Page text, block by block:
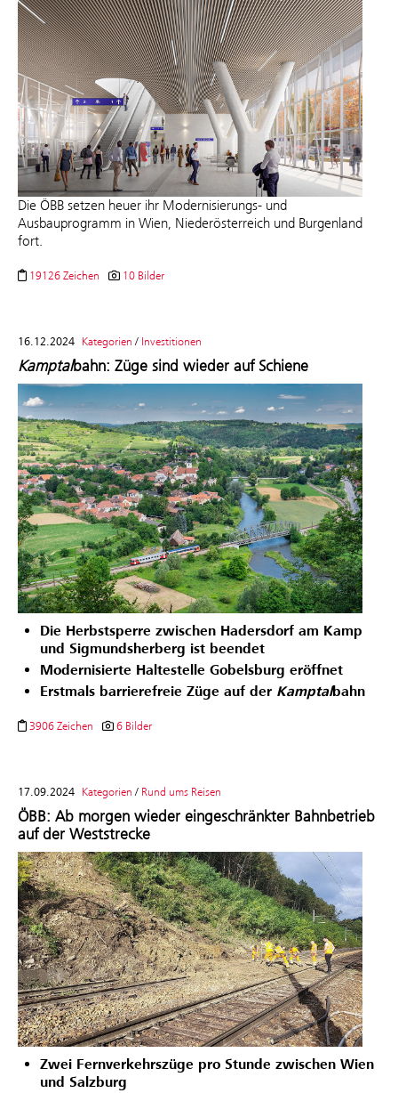
Die ÖBB setzen heuer ihr Modernisierungs- und
Ausbauprogramm in Wien, Niederösterreich und Burgenland
fort.
19126 Zeichen 10 Bilder
16.12.2024 Kategorien / Investitionen
Kamptalbahn: Züge sind wieder auf Schiene
Die Herbstsperre zwischen Hadersdorf am Kamp
und Sigmundsherberg ist beendet
Modernisierte Haltestelle Gobelsburg eröffnet
Erstmals barrierefreie Züge auf der Kamptalbahn
3906 Zeichen 6 Bilder
17.09.2024 Kategorien / Rund ums Reisen
ÖBB: Ab morgen wieder eingeschränkter Bahnbetrieb
auf der Weststrecke
Zwei Fernverkehrszüge pro Stunde zwischen Wien
und Salzburg